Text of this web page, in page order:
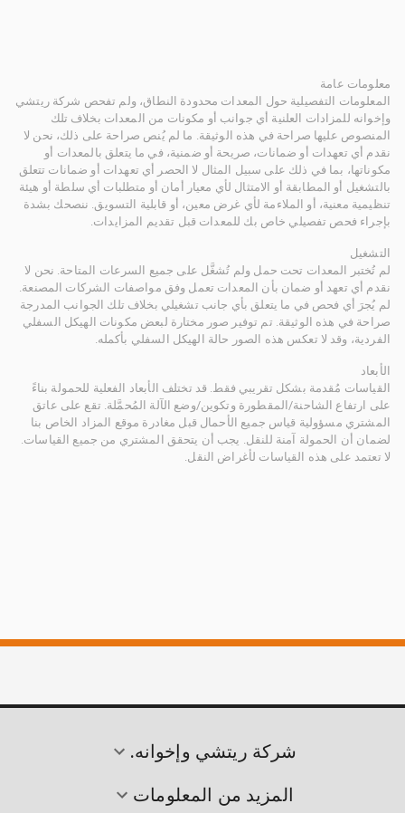
معلومات عامة
المعلومات التفصيلية حول المعدات محدودة النطاق، ولم تفحص شركة ريتشي
وإخوانه للمزادات العلنية أي جوانب أو مكونات من المعدات بخلاف تلك
المنصوص عليها صراحة في هذه الوثيقة. ما لم يُنص صراحة على ذلك، نحن لا
نقدم أي تعهدات أو ضمانات، صريحة أو ضمنية، في ما يتعلق بالمعدات أو
مكوناتها، بما في ذلك على سبيل المثال لا الحصر أي تعهدات أو ضمانات تتعلق
بالتشغيل أو المطابقة أو الامتثال لأي معيار أمان أو متطلبات أي سلطة أو هيئة
تنظيمية معنية، أو الملاءمة لأي غرض معين، أو قابلية التسويق. ننصحك بشدة
بإجراء فحص تفصيلي خاص بك للمعدات قبل تقديم المزايدات.
التشغيل
لم تُختبر المعدات تحت حمل ولم تُشغَّل على جميع السرعات المتاحة. نحن لا
نقدم أي تعهد أو ضمان بأن المعدات تعمل وفق مواصفات الشركات المصنعة.
لم يُجرَ أي فحص في ما يتعلق بأي جانب تشغيلي بخلاف تلك الجوانب المدرجة
صراحة في هذه الوثيقة. تم توفير صور مختارة لبعض مكونات الهيكل السفلي
الفردية، وقد لا تعكس هذه الصور حالة الهيكل السفلي بأكمله.
الأبعاد
القياسات مُقدمة بشكل تقريبي فقط. قد تختلف الأبعاد الفعلية للحمولة بناءً
على ارتفاع الشاحنة/المقطورة وتكوين/وضع الآلة المُحمَّلة. تقع على عاتق
المشتري مسؤولية قياس جميع الأحمال قبل مغادرة موقع المزاد الخاص بنا
لضمان أن الحمولة آمنة للنقل. يجب أن يتحقق المشتري من جميع القياسات.
لا تعتمد على هذه القياسات لأغراض النقل.
شركة ريتشي وإخوانه.
المزيد من المعلومات